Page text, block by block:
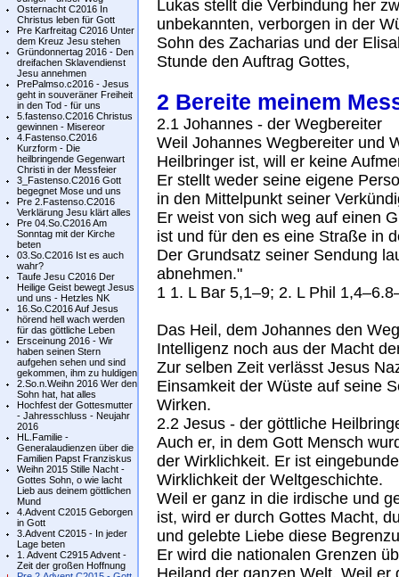
Osternacht C2016 In
Christus leben für Gott
Pre Karfreitag C2016 Unter
dem Kreuz Jesu stehen
Gründonnertag 2016 - Den
dreifachen Sklavendienst
Jesu annehmen
PrePalmso.c2016 - Jesus
geht in souveräner Freiheit
in den Tod - für uns
5.fastenso.C2016 Christus
gewinnen - Misereor
4.Fastenso.C2016
Kurzform - Die
heilbringende Gegenwart
Christi in der Messfeier
3_Fastenso.C2016 Gott
begegnet Mose und uns
Pre 2.Fastenso.C2016
Verklärung Jesu klärt alles
Pre 04.So.C2016 Am
Sonntag mit der Kirche
beten
03.So.C2016 Ist es auch
wahr?
Taufe Jesu C2016 Der
Heilige Geist bewegt Jesus
und uns - Hetzles NK
16.So.C2016 Auf Jesus
hörend hell wach werden
für das göttliche Leben
Ersceinung 2016 - Wir
haben seinen Stern
aufgehen sehen und sind
gekommen, ihm zu huldigen
2.So.n.Weihn 2016 Wer den
Sohn hat, hat alles
Hochfest der Gottesmutter
- Jahresschluss - Neujahr
2016
HL.Familie -
Generalaudienzen über die
Familien Papst Franziskus
Weihn 2015 Stille Nacht -
Gottes Sohn, o wie lacht
Lieb aus deinem göttlichen
Mund
4.Advent C2015 Geborgen
in Gott
3.Advent C2015 - In jeder
Lage beten
1. Advent C2915 Advent -
Zeit der großen Hoffnung
Lukas stellt die Verbindung her
unbekannten, verborgen in der
Sohn des Zacharias und der
Stunde den Auftrag Gottes,
2 Bereite meinem
2.1 Johannes - der Wegbereiter
Weil Johannes Wegbereiter und
Heilbringer ist, will er keine
Er stellt weder seine eigene
in den Mittelpunkt seiner
Er weist von sich weg auf einen
ist und für den es eine Straße in
Der Grundsatz seiner Sendung
abnehmen."
1 1. L Bar 5,1–9; 2. L Phil
Das Heil, dem Johannes den
Intelligenz noch aus der Macht
Zur selben Zeit verlässt Jesus
Einsamkeit der Wüste auf seine
Wirken.
2.2 Jesus - der göttliche
Auch er, in dem Gott Mensch
der Wirklichkeit. Er ist
Wirklichkeit der Weltgeschichte.
Weil er ganz in die irdische und
ist, wird er durch Gottes Macht,
und gelebte Liebe diese
Er wird die nationalen Grenzen
Heiland der ganzen Welt. Weil